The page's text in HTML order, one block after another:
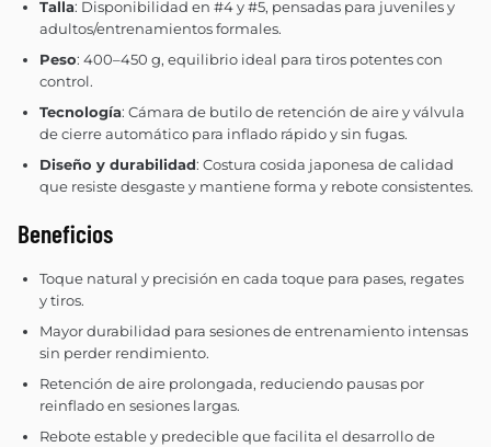
Talla: Disponibilidad en #4 y #5, pensadas para juveniles y
adultos/entrenamientos formales.
Peso: 400–450 g, equilibrio ideal para tiros potentes con
control.
Tecnología: Cámara de butilo de retención de aire y válvula
de cierre automático para inflado rápido y sin fugas.
Diseño y durabilidad: Costura cosida japonesa de calidad
que resiste desgaste y mantiene forma y rebote consistentes.
Beneficios
Toque natural y precisión en cada toque para pases, regates
y tiros.
Mayor durabilidad para sesiones de entrenamiento intensas
sin perder rendimiento.
Retención de aire prolongada, reduciendo pausas por
reinflado en sesiones largas.
Rebote estable y predecible que facilita el desarrollo de